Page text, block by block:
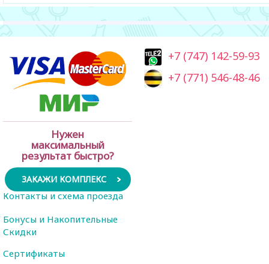
Нужен
максимальный
результат быстро?
ЗАКАЖИ КОМПЛЕКС
+7 (747) 142-59-93
+7 (771) 546-48-46
Контакты и схема проезда
Бонусы и Накопительные
Скидки
Сертификаты